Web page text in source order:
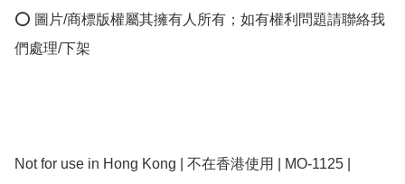
⭕ 圖片/商標版權屬其擁有人所有；如有權利問題請聯絡我
們處理/下架
Not for use in Hong Kong | 不在香港使用 | MO-1125 |